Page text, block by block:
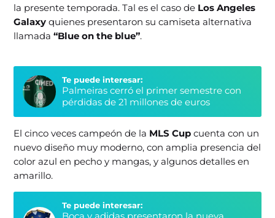
la presente temporada. Tal es el caso de Los Angeles
Galaxyquienes presentaron su camiseta alternativa
llamada“Blue on the blue”.
Te puede interesar:
Palmeiras cerró el primer semestre con
pérdidas de 21 millones de euros
El cinco veces campeón de la MLS Cup cuenta con un
nuevo diseño muy moderno, con amplia presencia del
color azul en pecho y mangas, y algunos detalles en
amarillo.
Te puede interesar: